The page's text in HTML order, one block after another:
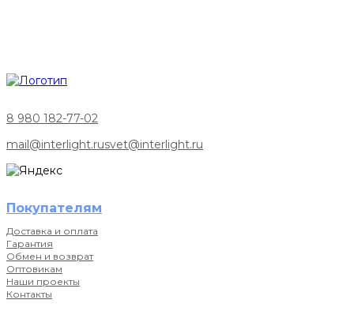
8 980 182-77-02
mail@interlight.rusvet@interlight.ru
Покупателям
Доставка и оплата
Гарантия
Обмен и возврат
Оптовикам
Наши проекты
Контакты